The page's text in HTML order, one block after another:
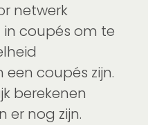
netwerk
coupés om te
coupés zijn.
berekenen
er nog zijn.